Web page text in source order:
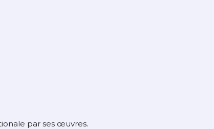
de l’œuvre originale.
par ses œuvres.